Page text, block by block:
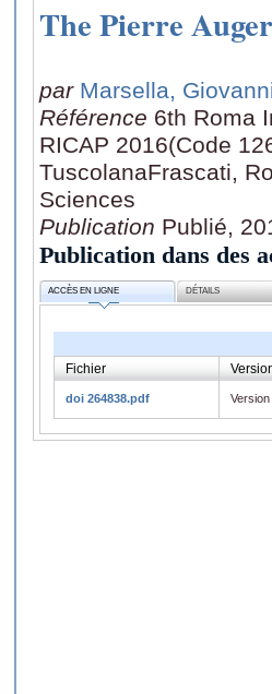
The Pierre
par Marsella,
Référence 6th Roma
RICAP 2016(Code
TuscolanaFrascati,
Sciences
Publication Publié,
Publication dans des
ACCÈS EN LIGNE DÉTAILS
Fichier
doi 264838.pdf